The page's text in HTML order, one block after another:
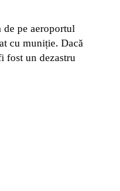
pe aeroportul
cu muniție. Dacă
fost un dezastru